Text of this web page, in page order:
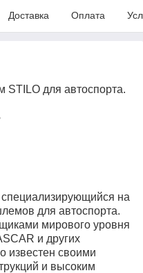
Доставка Оплата
для автоспорта.
специализирующийся на
для автоспорта.
мирового уровня
и других
известен своими
и высоким